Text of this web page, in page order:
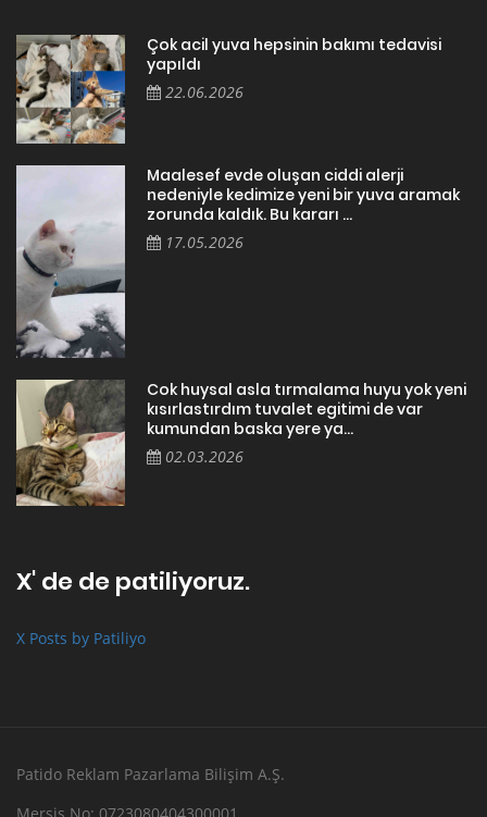
Çok acil yuva hepsinin bakımı tedavisi
yapıldı
22.06.2026
Maalesef evde oluşan ciddi alerji
nedeniyle kedimize yeni bir yuva aramak
zorunda kaldık. Bu kararı ...
17.05.2026
Cok huysal asla tırmalama huyu yok yeni
kısırlastırdım tuvalet egitimi de var
kumundan baska yere ya...
02.03.2026
X' de de patiliyoruz.
X Posts by Patiliyo
Patido Reklam Pazarlama Bilişim A.Ş.